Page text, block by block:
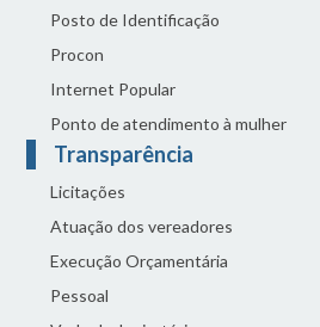
Posto de Identificação
Procon
Internet Popular
Ponto de atendimento à mulher
Transparência
Licitações
Atuação dos vereadores
Execução Orçamentária
Pessoal